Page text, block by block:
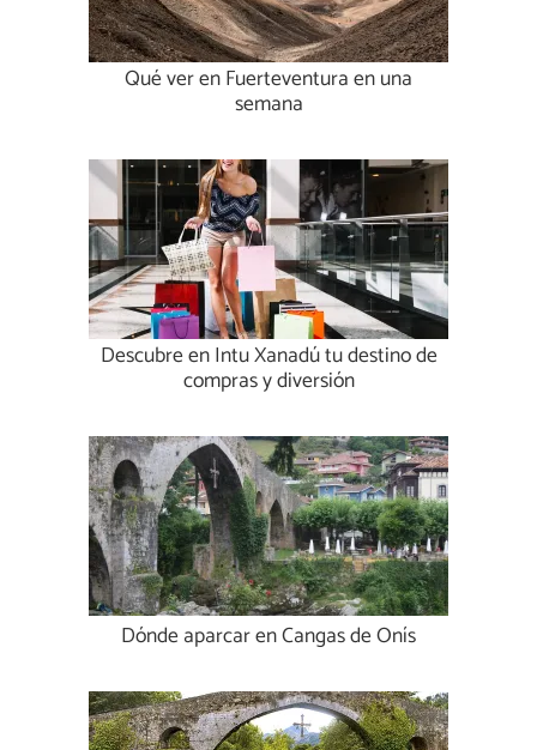
Qué ver en Fuerteventura en una
semana
Descubre en Intu Xanadú tu destino de
compras y diversión
Dónde aparcar en Cangas de Onís